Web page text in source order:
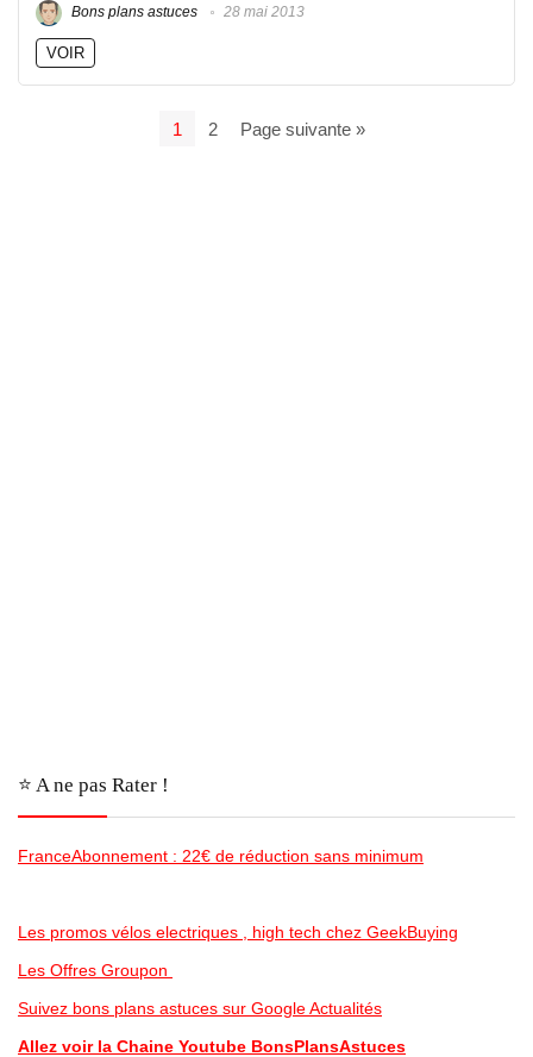
Bons plans astuces 28 mai 2013
VOIR
1 2 Page suivante »
⭐️ A ne pas Rater !
FranceAbonnement : 22€ de réduction sans minimum
Les promos vélos electriques , high tech chez GeekBuying
Les Offres Groupon
Suivez bons plans astuces sur Google Actualités
Allez voir la Chaine Youtube BonsPlansAstuces